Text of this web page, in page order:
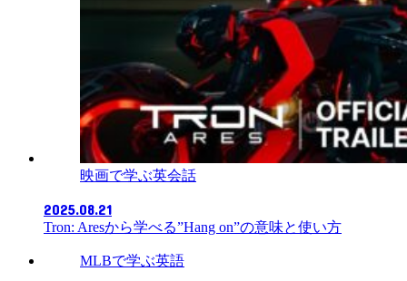
映画で学ぶ英会話
2025.08.21
Tron: Aresから学べる”Hang on”の意味と使い方
MLBで学ぶ英語